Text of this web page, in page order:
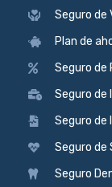
Seguro de
Plan de
Seguro de
Seguro de
Seguro de
Seguro de
Seguro